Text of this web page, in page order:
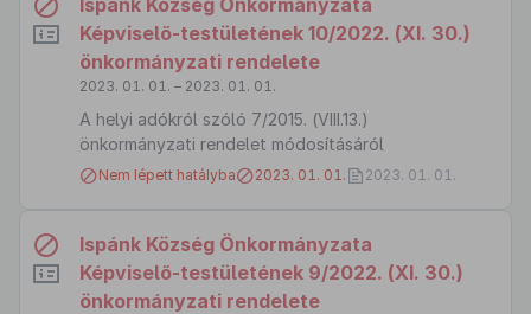
Ispánk Község Önkormányzata
Képviselő-testületének 10/2022. (XI. 30.)
önkormányzati rendelete
2023. 01. 01. – 2023. 01. 01.
A helyi adókról szóló 7/2015. (VIII.13.)
önkormányzati rendelet módosításáról
Nem lépett hatályba 2023. 01. 01. 2023. 01. 01.
Ispánk Község Önkormányzata
Képviselő-testületének 9/2022. (XI. 30.)
önkormányzati rendelete